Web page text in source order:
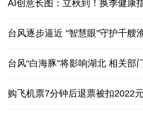
AI创意长图：立秋到！换季健康
台风逐步逼近 "智慧眼"守护千艘
台风“白海豚”将影响湖北 相关部
购飞机票7分钟后退票被扣2022